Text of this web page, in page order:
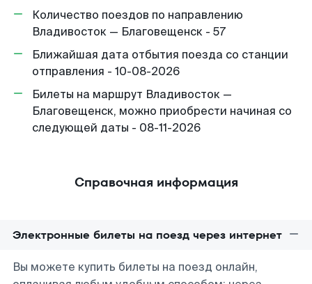
Количество поездов по направлению
Владивосток — Благовещенск - 57
Ближайшая дата отбытия поезда со станции
отправления - 10-08-2026
Билеты на маршрут Владивосток —
Благовещенск, можно приобрести начиная со
следующей даты - 08-11-2026
Справочная информация
Электронные билеты на поезд через интернет
Вы можете купить билеты на поезд онлайн,